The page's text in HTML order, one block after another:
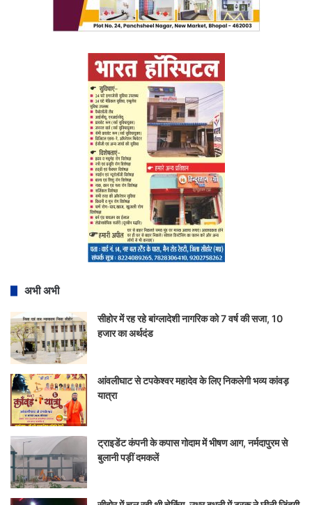
अभी अभी
सीहोर में रह रहे बांग्लादेशी नागरिक को 7 वर्ष की सजा, 10
हजार का अर्थदंड
आंवलीघाट से टपकेश्वर महादेव के लिए निकलेगी भव्य कांवड़
यात्रा
ट्राइडेंट कंपनी के कपास गोदाम में भीषण आग, नर्मदापुरम से
बुलानी पड़ीं दमकलें